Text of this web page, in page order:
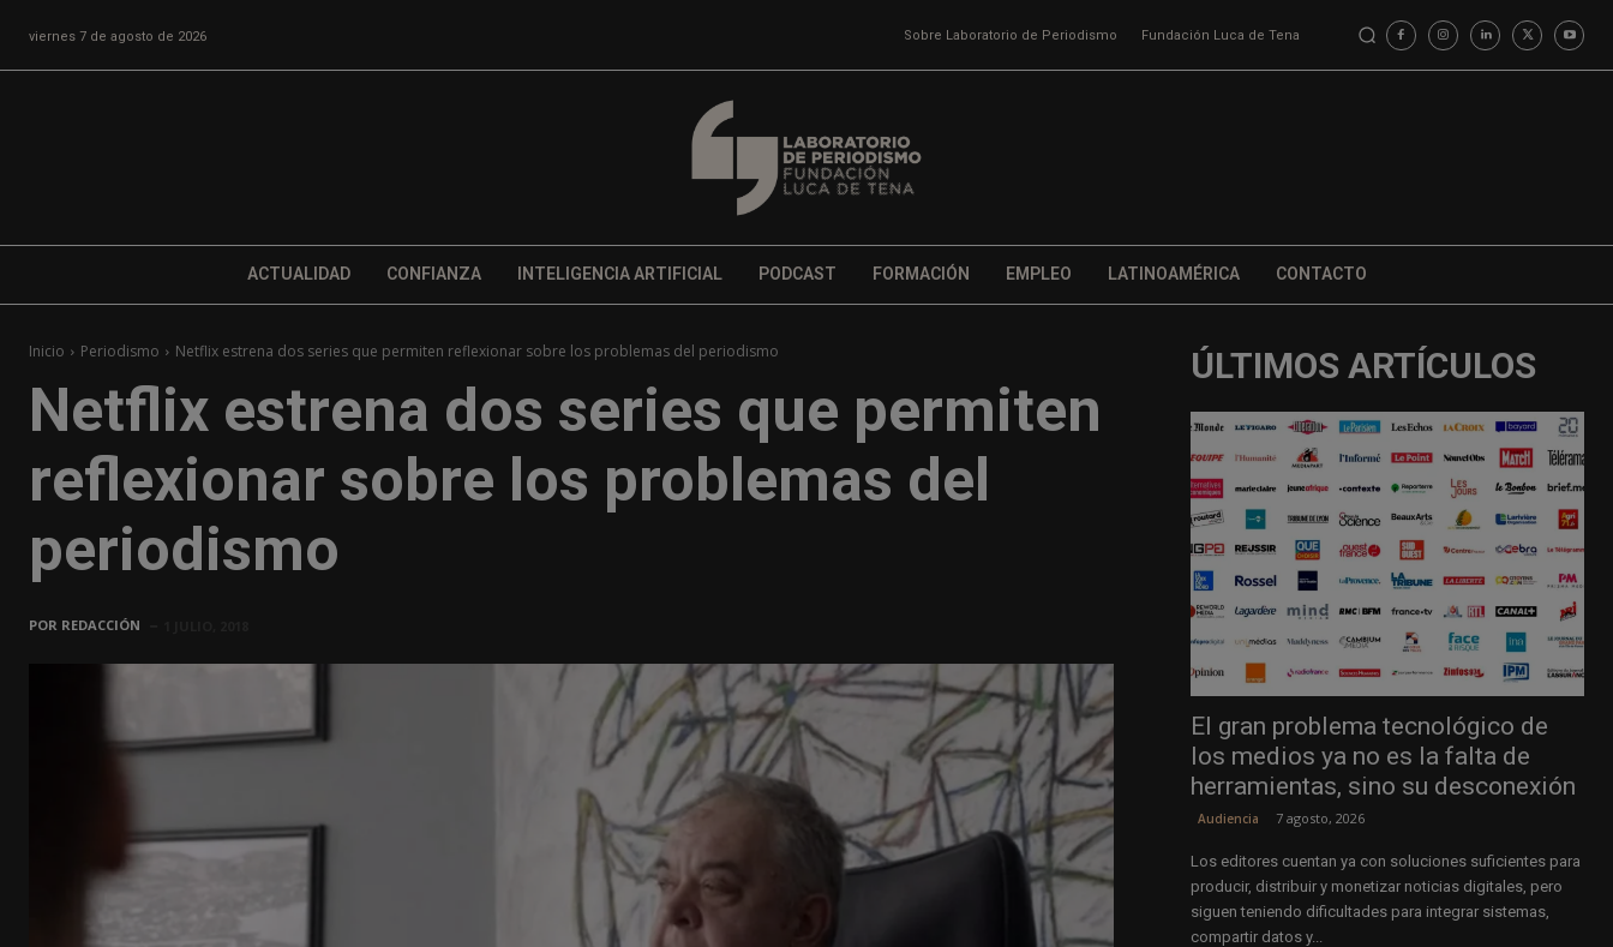
viernes 7 de agosto de 2026 Sobre Laboratorio de Periodismo Fundación Luca de Tena
ACTUALIDAD CONFIANZA INTELIGENCIA ARTIFICIAL PODCAST FORMACIÓN EMPLEO LATINOAMÉRICA CONTACTO
Inicio Periodismo Netflix estrena dos series que permiten reflexionar sobre los problemas del periodismo
Netflix estrena dos series que permiten
reflexionar sobre los problemas del
periodismo
POR REDACCIÓN
ÚLTIMOS ARTÍCULOS
El gran problema tecnológico de
los medios ya no es la falta de
herramientas, sino su desconexión
Audiencia 7 agosto, 2026
Los editores cuentan ya con soluciones suficientes para
producir, distribuir y monetizar noticias digitales, pero
siguen teniendo dificultades para integrar sistemas,
compartir datos y...